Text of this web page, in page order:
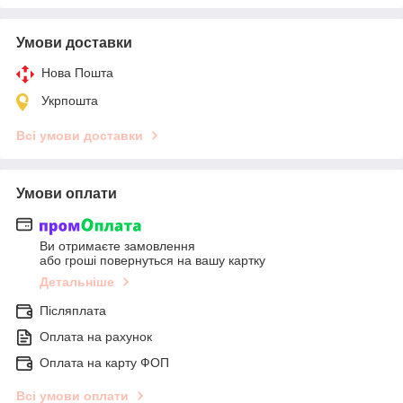
Умови доставки
Нова Пошта
Укрпошта
Всі умови доставки
Умови оплати
Ви отримаєте замовлення
або гроші повернуться на вашу картку
Детальніше
Післяплата
Оплата на рахунок
Оплата на карту ФОП
Всі умови оплати